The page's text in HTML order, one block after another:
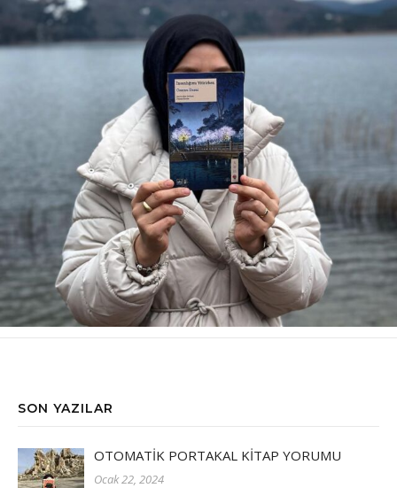
SON YAZILAR
OTOMATİK PORTAKAL KİTAP YORUMU
Ocak 22, 2024